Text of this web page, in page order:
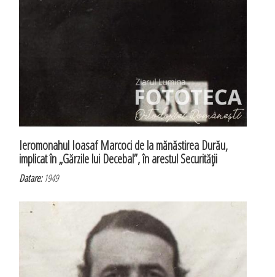
Ieromonahul Ioasaf Marcoci de la mănăstirea Durău,
implicat în „Gărzile lui Decebal”, în arestul Securităţii
Datare:1949